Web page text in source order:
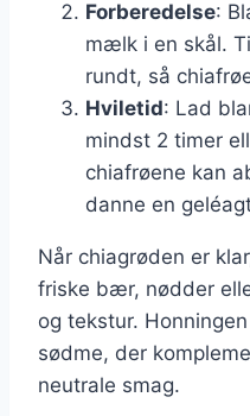
Forberedelse:
mælk i en skål.
rundt, så
Hviletid: Lad
mindst 2 timer
chiafrøene kan
danne en
Når chiagrøden er
friske bær, nødder
og tekstur.
sødme, der
neutrale smag.